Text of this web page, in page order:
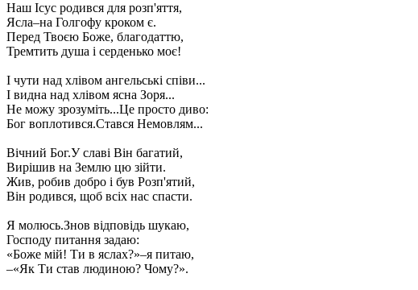
Наш Ісус родився для розп'яття,
Ясла–на Голгофу кроком є.
Перед Твоєю Боже, благодаттю,
Тремтить душа і серденько моє!
І чути над хлівом ангельські співи...
І видна над хлівом ясна Зоря...
Не можу зрозуміть...Це просто диво:
Бог воплотився.Стався Немовлям...
Вічний Бог.У славі Він багатий,
Вирішив на Землю цю зійти.
Жив, робив добро і був Розп'ятий,
Він родився, щоб всіх нас спасти.
Я молюсь.Знов відповідь шукаю,
Господу питання задаю:
«Боже мій! Ти в яслах?»–я питаю,
–«Як Ти став людиною? Чому?».